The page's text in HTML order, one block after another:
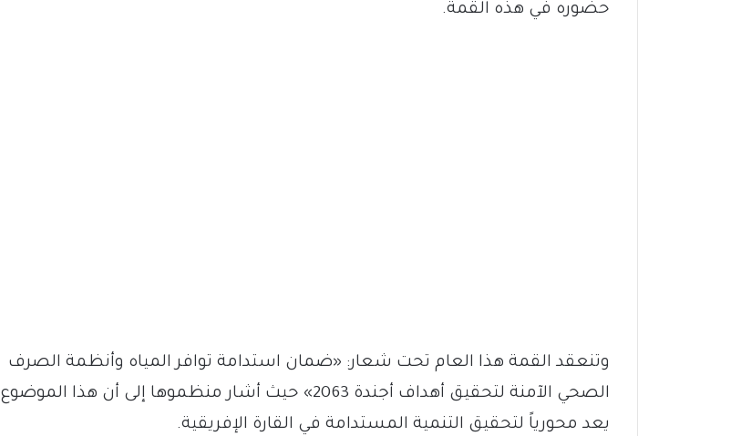
حضوره في هذه القمة.
وتنعقد القمة هذا العام تحت شعار: «ضمان استدامة توافر المياه وأنظمة الصرف
الصحي الآمنة لتحقيق أهداف أجندة 2063» حيث أشار منظموها إلى أن هذا الموضوع
يعد محورياً لتحقيق التنمية المستدامة في القارة الإفريقية.